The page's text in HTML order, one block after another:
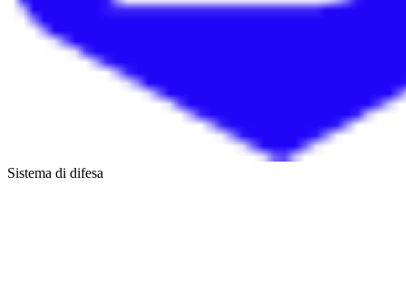
Sistema di difesa